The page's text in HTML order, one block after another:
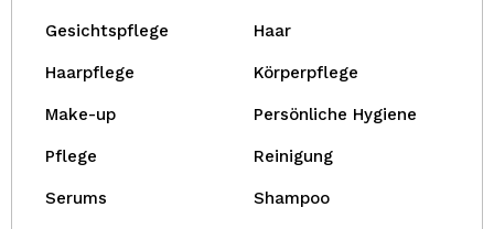
Gesichtspflege Haar
Haarpflege Körperpflege
Make-up Persönliche Hygiene
Pflege Reinigung
Serums Shampoo